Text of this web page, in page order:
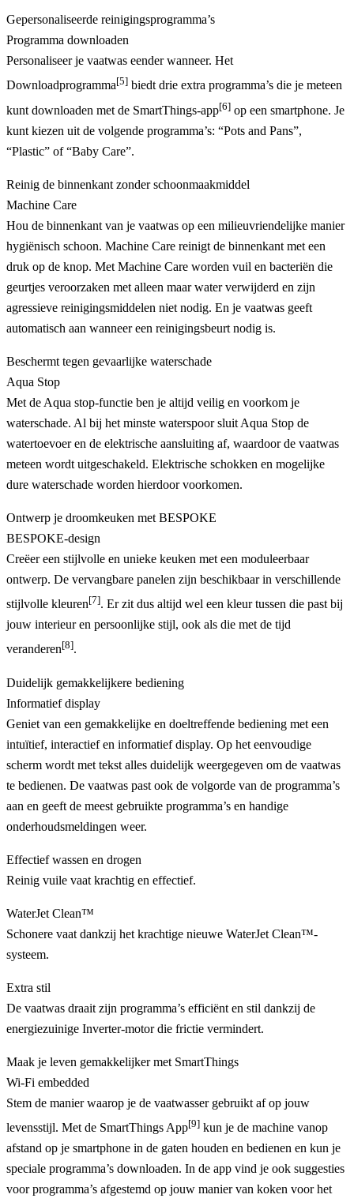
Gepersonaliseerde reinigingsprogramma’s
Programma downloaden
Personaliseer je vaatwas eender wanneer. Het
Downloadprogramma[5] biedt drie extra programma’s die je meteen
kunt downloaden met de SmartThings-app[6] op een smartphone. Je
kunt kiezen uit de volgende programma’s: “Pots and Pans”,
“Plastic” of “Baby Care”.
Reinig de binnenkant zonder schoonmaakmiddel
Machine Care
Hou de binnenkant van je vaatwas op een milieuvriendelijke manier
hygiënisch schoon. Machine Care reinigt de binnenkant met een
druk op de knop. Met Machine Care worden vuil en bacteriën die
geurtjes veroorzaken met alleen maar water verwijderd en zijn
agressieve reinigingsmiddelen niet nodig. En je vaatwas geeft
automatisch aan wanneer een reinigingsbeurt nodig is.
Beschermt tegen gevaarlijke waterschade
Aqua Stop
Met de Aqua stop-functie ben je altijd veilig en voorkom je
waterschade. Al bij het minste waterspoor sluit Aqua Stop de
watertoevoer en de elektrische aansluiting af, waardoor de vaatwas
meteen wordt uitgeschakeld. Elektrische schokken en mogelijke
dure waterschade worden hierdoor voorkomen.
Ontwerp je droomkeuken met BESPOKE
BESPOKE-design
Creëer een stijlvolle en unieke keuken met een moduleerbaar
ontwerp. De vervangbare panelen zijn beschikbaar in verschillende
stijlvolle kleuren[7]. Er zit dus altijd wel een kleur tussen die past bij
jouw interieur en persoonlijke stijl, ook als die met de tijd
veranderen[8].
Duidelijk gemakkelijkere bediening
Informatief display
Geniet van een gemakkelijke en doeltreffende bediening met een
intuïtief, interactief en informatief display. Op het eenvoudige
scherm wordt met tekst alles duidelijk weergegeven om de vaatwas
te bedienen. De vaatwas past ook de volgorde van de programma’s
aan en geeft de meest gebruikte programma’s en handige
onderhoudsmeldingen weer.
Effectief wassen en drogen
Reinig vuile vaat krachtig en effectief.
WaterJet Clean™
Schonere vaat dankzij het krachtige nieuwe WaterJet Clean™-
systeem.
Extra stil
De vaatwas draait zijn programma’s efficiënt en stil dankzij de
energiezuinige Inverter-motor die frictie vermindert.
Maak je leven gemakkelijker met SmartThings
Wi-Fi embedded
Stem de manier waarop je de vaatwasser gebruikt af op jouw
levensstijl. Met de SmartThings App[9] kun je de machine vanop
afstand op je smartphone in de gaten houden en bedienen en kun je
speciale programma’s downloaden. In de app vind je ook suggesties
voor programma’s afgestemd op jouw manier van koken voor het